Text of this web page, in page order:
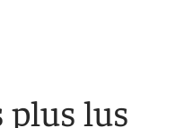
plus lus